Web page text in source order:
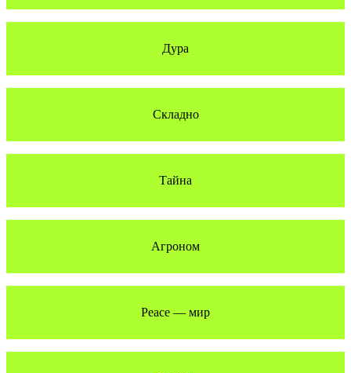
Дура
Складно
Тайна
Агроном
Peace — мир